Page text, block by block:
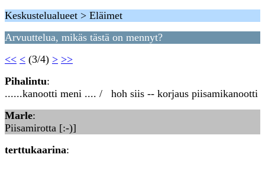
Keskustelualueet > Eläimet
Arvuuttelua, mikäs tästä on mennyt?
<< < (3/4) > >>
Pihalintu:
......kanootti meni .... / hoh siis -- korjaus piisamikanootti
Marle:
Piisamirotta [:-)]
terttukaarina: